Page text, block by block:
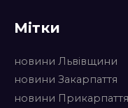
Мітки
новини Львівщини
новини Закарпаття
новини Прикарпаття